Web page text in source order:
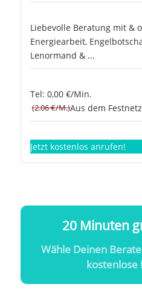
Liebevolle Beratung mit &
Energiearbeit,
Lenormand & ...
Tel: 0,00 €/Min.
(2.06 €/M.)Aus dem
Jetzt kostenlos anrufen!
20 Minuten
Wähle Deinen
kostenlose